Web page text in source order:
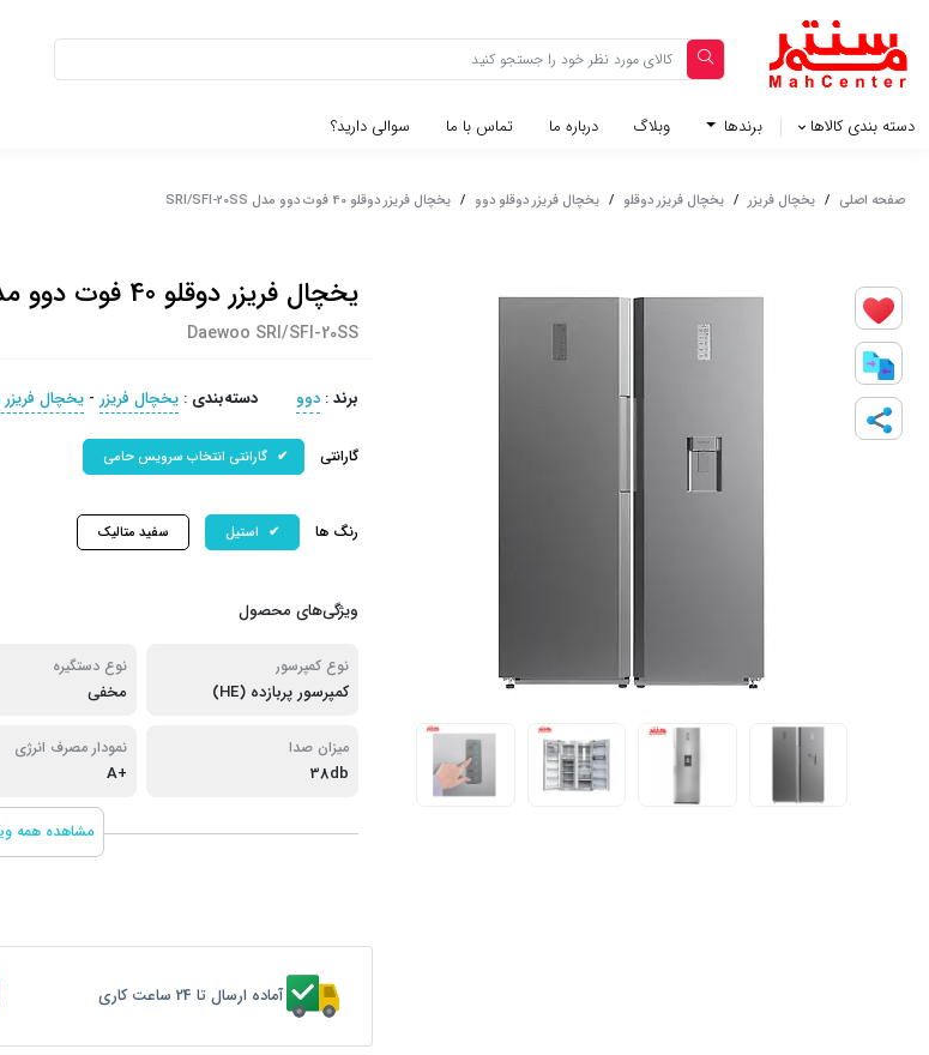
دسته بندی کالاها برندها وبلاگ‌ درباره ما تماس با ما سوالی دارید؟
صفحه اصلی / یخچال فریزر / یخچال فریزر دوقلو / یخچال فریزر دوقلو دوو / یخچال فریزر دوقلو 40 فوت دوو مدل SRI/SFI-20SS
یخچال فریزر دوقلو 40 فوت دوو مدل SRI/SFI-20SS
Daewoo SRI/SFI-20SS
برند: دوو دسته‌بندی : یخچال فریزر - یخچال فریزر
گارانتی گارانتی انتخاب سرویس حامی
رنگ ها استیل سفید متالیک
ویژگی‌های محصول
نوع کمپرسور
کمپرسور پربازده (HE)
نوع دستگیره
مخفی
میزان صدا
38db
نمودار مصرف انرژی
+A
مشاهده همه
آماده ارسال تا 24 ساعت کاری